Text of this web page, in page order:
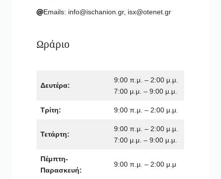
Emails: info@ischanion.gr, isx@otenet.gr
Ωράριο
Δευτέρα:
9:00 π.μ. – 2:00 μ.μ.
7:00 μ.μ. – 9:00 μ.μ.
Τρίτη: 9:00 π.μ. – 2:00 μ.μ.
Τετάρτη:
9:00 π.μ. – 2:00 μ.μ.
7:00 μ.μ. – 9:00 μ.μ.
Πέμπτη-
Παρασκευή:
9:00 π.μ. – 2:00 μ.μ